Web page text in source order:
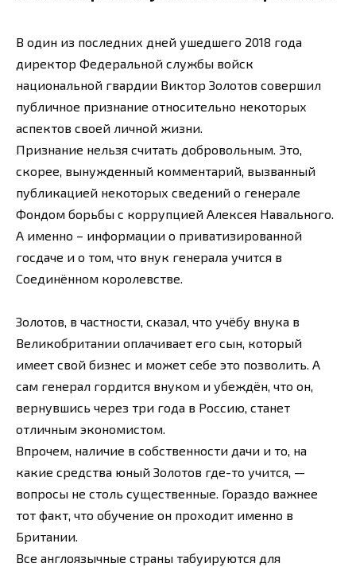
В один из последних дней ушедшего 2018 года
директор Федеральной службы войск
национальной гвардии Виктор Золотов совершил
публичное признание относительно некоторых
аспектов своей личной жизни.
Признание нельзя считать добровольным. Это,
скорее, вынужденный комментарий, вызванный
публикацией некоторых сведений о генерале
Фондом борьбы с коррупцией Алексея Навального.
А именно – информации о приватизированной
госдаче и о том, что внук генерала учится в
Соединённом королевстве.
Золотов, в частности, сказал, что учёбу внука в
Великобритании оплачивает его сын, который
имеет свой бизнес и может себе это позволить. А
сам генерал гордится внуком и убеждён, что он,
вернувшись через три года в Россию, станет
отличным экономистом.
Впрочем, наличие в собственности дачи и то, на
какие средства юный Золотов где-то учится, —
вопросы не столь существенные. Гораздо важнее
тот факт, что обучение он проходит именно в
Британии.
Все англоязычные страны табуируются для